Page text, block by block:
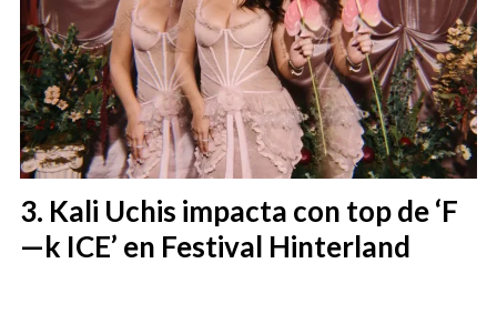
Kali Uchis impacta con top de ‘F
—k ICE’ en Festival Hinterland